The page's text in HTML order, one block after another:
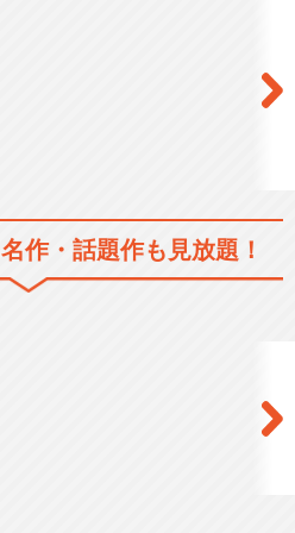
名作・話題作も見放題！